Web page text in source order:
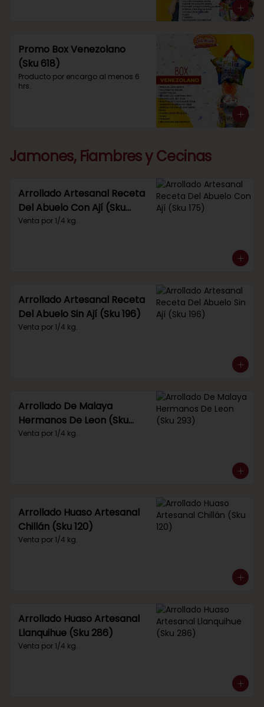
Promo Box Venezolano
(Sku 618)
Producto por encargo al menos 6
hrs.
Jamones, Fiambres y Cecinas
Arrollado Artesanal Receta
Del Abuelo Con Ají (Sku
175)
Venta por 1/4 kg.
Arrollado Artesanal Receta
Del Abuelo Sin Ají (Sku 196)
Venta por 1/4 kg.
Arrollado De Malaya
Hermanos De Leon (Sku
293)
Venta por 1/4 kg.
Arrollado Huaso Artesanal
Chillán (Sku 120)
Venta por 1/4 kg.
Arrollado Huaso Artesanal
Llanquihue (Sku 286)
Venta por 1/4 kg.